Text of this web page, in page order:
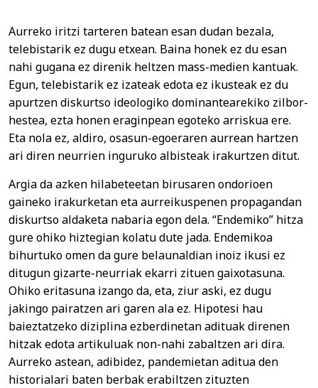
Aurreko iritzi tarteren batean esan dudan bezala,
telebistarik ez dugu etxean. Baina honek ez du esan
nahi gugana ez direnik heltzen mass-medien kantuak.
Egun, telebistarik ez izateak edota ez ikusteak ez du
apurtzen diskurtso ideologiko dominantearekiko zilbor-
hestea, ezta honen eraginpean egoteko arriskua ere.
Eta nola ez, aldiro, osasun-egoeraren aurrean hartzen
ari diren neurrien inguruko albisteak irakurtzen ditut.
Argia da azken hilabeteetan birusaren ondorioen
gaineko irakurketan eta aurreikuspenen propagandan
diskurtso aldaketa nabaria egon dela. “Endemiko” hitza
gure ohiko hiztegian kolatu dute jada. Endemikoa
bihurtuko omen da gure belaunaldian inoiz ikusi ez
ditugun gizarte-neurriak ekarri zituen gaixotasuna.
Ohiko eritasuna izango da, eta, ziur aski, ez dugu
jakingo pairatzen ari garen ala ez. Hipotesi hau
baieztatzeko diziplina ezberdinetan adituak direnen
hitzak edota artikuluak non-nahi zabaltzen ari dira.
Aurreko astean, adibidez, pandemietan aditua den
historialari baten berbak erabiltzen zituzten